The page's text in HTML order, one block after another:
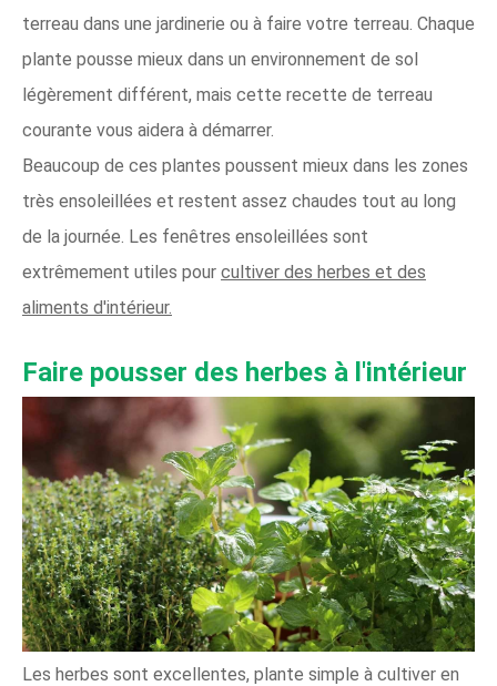
terreau dans une jardinerie ou à faire votre terreau. Chaque
plante pousse mieux dans un environnement de sol
légèrement différent, mais cette recette de terreau
courante vous aidera à démarrer.
Beaucoup de ces plantes poussent mieux dans les zones
très ensoleillées et restent assez chaudes tout au long
de la journée. Les fenêtres ensoleillées sont
extrêmement utiles pour cultiver des herbes et des
aliments d'intérieur.
Faire pousser des herbes à l'intérieur
Les herbes sont excellentes, plante simple à cultiver en